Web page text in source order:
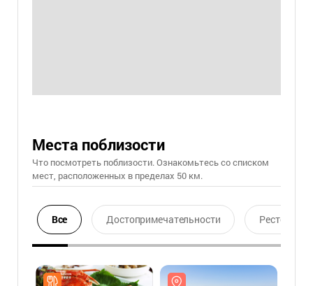
Места поблизости
Что посмотреть поблизости. Ознакомьтесь со списком
мест, расположенных в пределах 50 км.
Все Достопримечательности Ресторан